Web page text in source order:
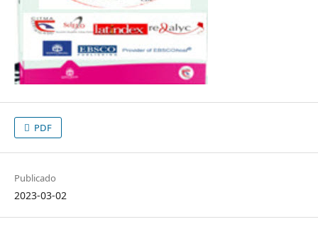
PDF
Publicado
2023-03-02